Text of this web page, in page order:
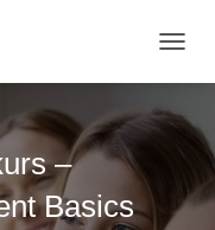
A
I
I
–
Basics